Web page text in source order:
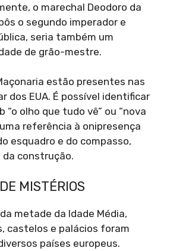
o marechal Deodoro da
o segundo imperador e
seria também um
de grão-mestre.
estão presentes nas
dos EUA. É possível identificar
“o olho que tudo vê” ou “nova
referência à onipresença
esquadro e do compasso,
construção.
MISTÉRIOS
metade da Idade Média,
castelos e palácios foram
países europeus.